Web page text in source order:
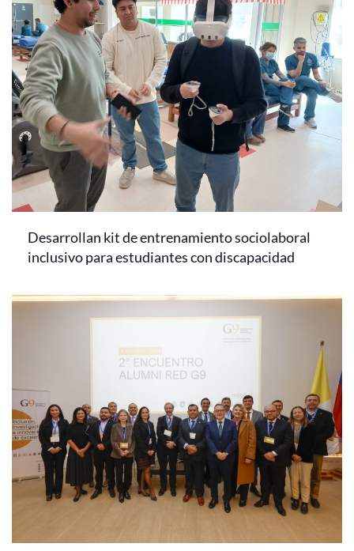
Desarrollan kit de entrenamiento sociolaboral
inclusivo para estudiantes con discapacidad